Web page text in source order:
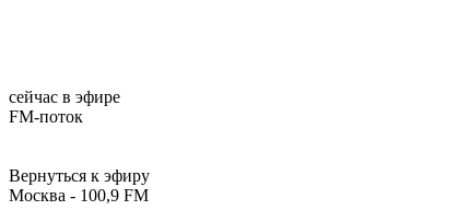
сейчас в эфире
FM-поток
Вернуться к эфиру
Москва - 100,9 FM